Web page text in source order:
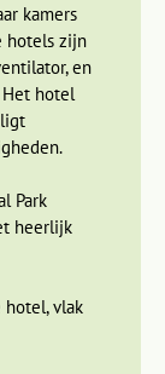
en oude
tijd van de
dan ook
is. Met zijn
en weelderige
van
terwijl je
kamers
hotels zijn
en
Het hotel
Park
heerlijk
vlak